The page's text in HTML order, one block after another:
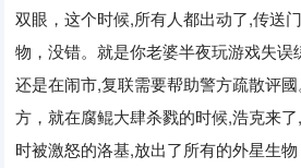
双眼，这个时候,所有人都出动了,传送
物，没错。就是你老婆半夜玩游戏失
还是在闹市,复联需要帮助警方疏散评
方，就在腐鲲大肆杀戮的时候,浩克来了
时被激怒的洛基,放出了所有的外星生